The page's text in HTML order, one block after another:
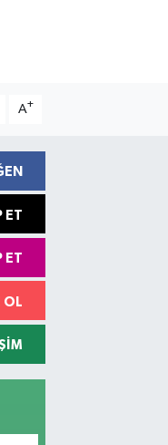
A+
ET
ET
OL